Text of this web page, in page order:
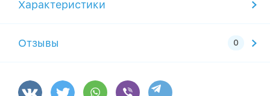
Характеристики
Отзывы